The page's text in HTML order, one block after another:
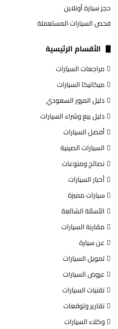
حجز سيارة أونلاين
فحص السيارات المستعملة
الأقسام الرئيسية
مراجعات السيارات
ميكانيكا السيارات
دليل المرور السعودي
دليل بيع وشراء السيارات
أفضل السيارات
السيارات الصينية
نصائح ومنوعات
أخبار السيارات
سيارات مميزة
الأسئلة الشائعة
مقارنة السيارات
عن سيارة
تمويل السيارات
عروض السيارات
تقنيات السيارات
تقارير وتوقعات
وكلاء السيارات